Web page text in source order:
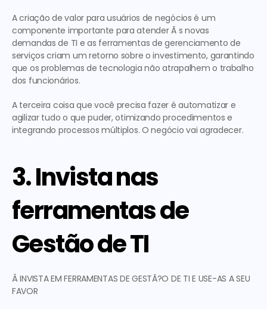
A criação de valor para usuários de negócios é um
componente importante para atender Ã s novas
demandas de TI e as ferramentas de gerenciamento de
serviços criam um retorno sobre o investimento, garantindo
que os problemas de tecnologia não atrapalhem o trabalho
dos funcionários.
A terceira coisa que você precisa fazer é automatizar e
agilizar tudo o que puder, otimizando procedimentos e
integrando processos múltiplos. O negócio vai agradecer.
3. Invista nas
ferramentas de
Gestão de TI
Â INVISTA EM FERRAMENTAS DE GESTÃ?O DE TI E USE-AS A SEU
FAVOR